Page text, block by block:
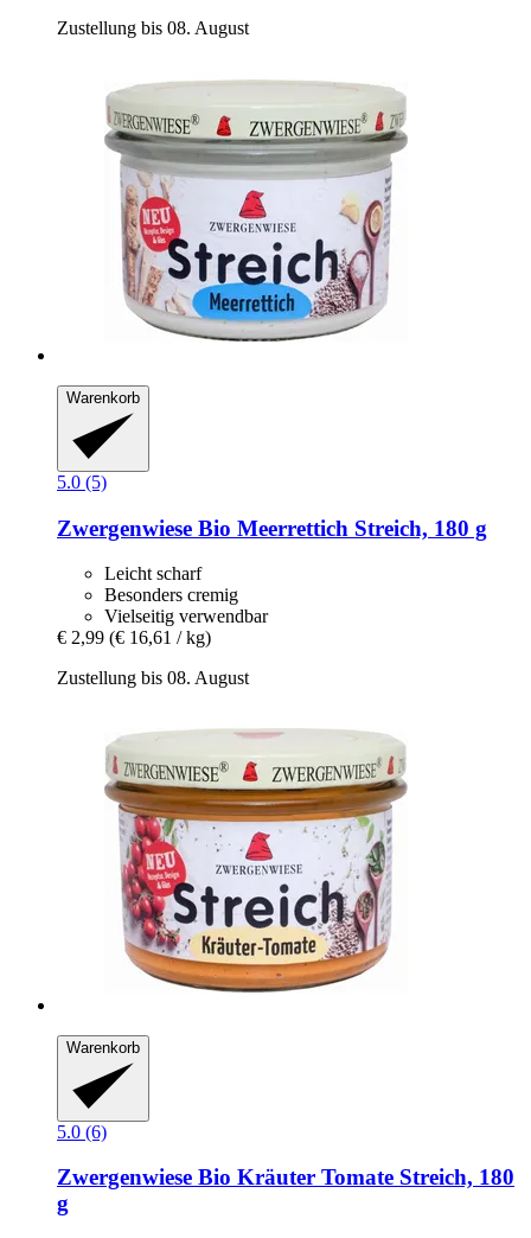
Zustellung bis 08. August
Warenkorb
5.0 (5)
Zwergenwiese Bio Meerrettich Streich, 180 g
Leicht scharf
Besonders cremig
Vielseitig verwendbar
€ 2,99 (€ 16,61 / kg)
Zustellung bis 08. August
Warenkorb
5.0 (6)
Zwergenwiese Bio Kräuter Tomate Streich, 180
g